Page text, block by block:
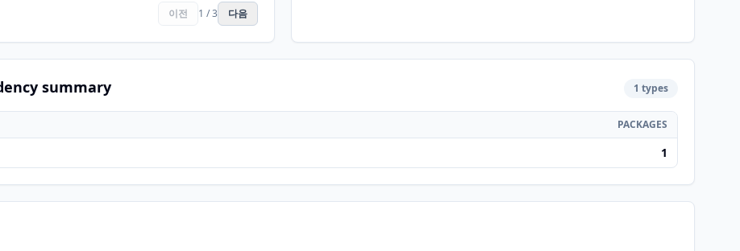
이전 1 / 3 다음
summary 1 types
PACKAGES
1